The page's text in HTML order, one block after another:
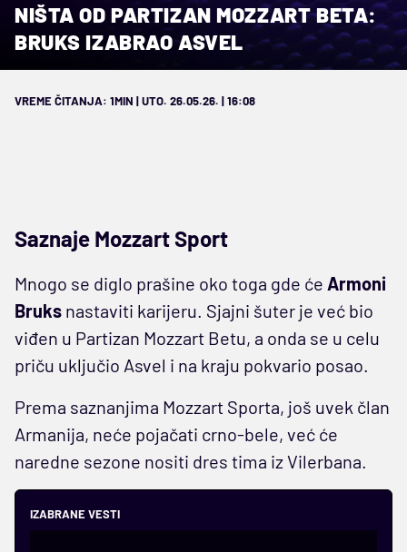
NIŠTA OD PARTIZAN MOZZART BETA:
BRUKS IZABRAO ASVEL
VREME ČITANJA: 1MIN | UTO. 26.05.26. | 16:08
Saznaje Mozzart Sport
Mnogo se diglo prašine oko toga gde će Armoni
Bruks nastaviti karijeru. Sjajni šuter je već bio
viđen u Partizan Mozzart Betu, a onda se u celu
priču uključio Asvel i na kraju pokvario posao.
Prema saznanjima Mozzart Sporta, još uvek član
Armanija, neće pojačati crno-bele, već će
naredne sezone nositi dres tima iz Vilerbana.
IZABRANE VESTI